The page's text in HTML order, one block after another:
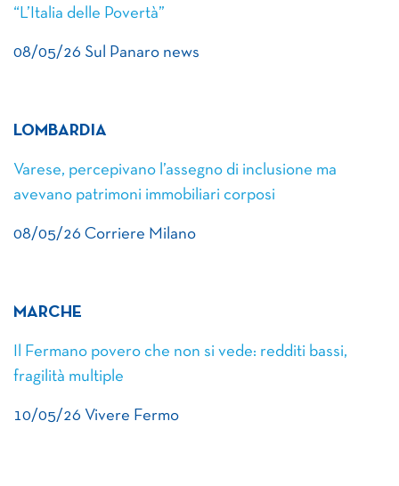
“L’Italia delle Povertà”
08/05/26 Sul Panaro news
LOMBARDIA
Varese, percepivano l’assegno di inclusione ma
avevano patrimoni immobiliari corposi
08/05/26 Corriere Milano
MARCHE
Il Fermano povero che non si vede: redditi bassi,
fragilità multiple
10/05/26 Vivere Fermo